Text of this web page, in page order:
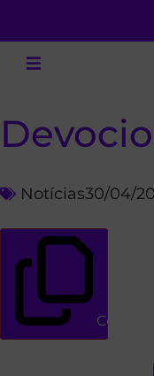
Notícias30/04/
Copiar